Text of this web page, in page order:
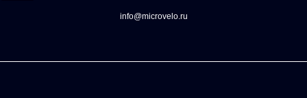
info@microvelo.ru